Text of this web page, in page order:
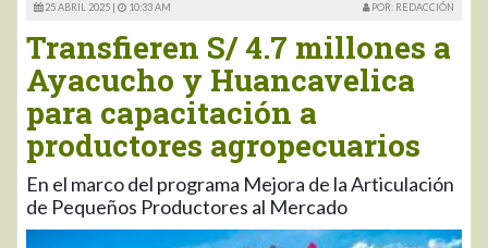
25 ABRIL 2025 | 10:33 AM POR: REDACCIÓN
Transfieren S/ 4.7 millones a
Ayacucho y Huancavelica
para capacitación a
productores agropecuarios
En el marco del programa Mejora de la Articulación
de Pequeños Productores al Mercado